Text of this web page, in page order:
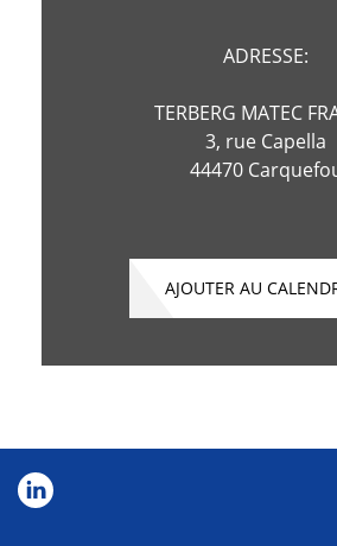
ADRESSE:
TERBERG MATEC
3, rue Capella
44470
AJOUTER AU